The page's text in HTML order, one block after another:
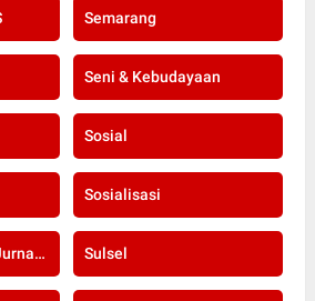
Semarang
Seni & Kebudayaan
Sosial
Sosialisasi
Suara Independen Jurnalis Indonesia Sulsel